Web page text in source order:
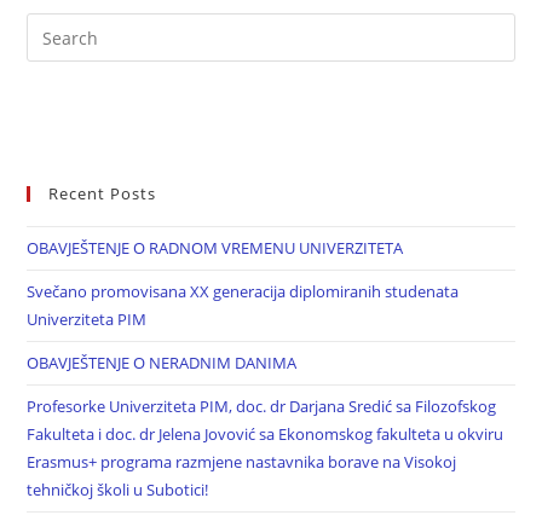
Recent Posts
OBAVJEŠTENJE O RADNOM VREMENU UNIVERZITETA
Svečano promovisana XX generacija diplomiranih studenata
Univerziteta PIM
OBAVJEŠTENJE O NERADNIM DANIMA
Profesorke Univerziteta PIM, doc. dr Darjana Sredić sa Filozofskog
Fakulteta i doc. dr Jelena Jovović sa Ekonomskog fakulteta u okviru
Erasmus+ programa razmjene nastavnika borave na Visokoj
tehničkoj školi u Subotici!